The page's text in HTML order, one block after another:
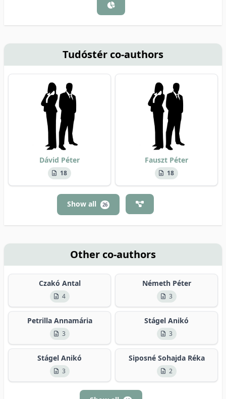
Tudóstér co-authors
Dávid Péter
18
Fauszt Péter
18
Show all 26
Other co-authors
Czakó Antal
4
Németh Péter
3
Petrilla Annamária
3
Stágel Anikó
3
Stágel Anikó
3
Siposné Sohajda Réka
2